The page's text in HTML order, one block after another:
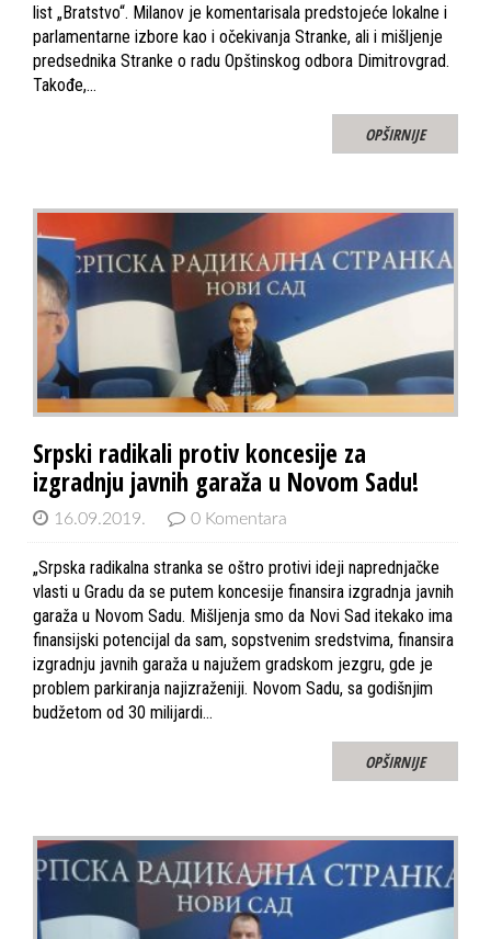
list „Bratstvo“. Milanov je komentarisala predstojeće lokalne i
parlamentarne izbore kao i očekivanja Stranke, ali i mišljenje
predsednika Stranke o radu Opštinskog odbora Dimitrovgrad.
Takođe,…
OPŠIRNIJE
Srpski radikali protiv koncesije za
izgradnju javnih garaža u Novom Sadu!
16.09.2019. 0 Komentara
„Srpska radikalna stranka se oštro protivi ideji naprednjačke
vlasti u Gradu da se putem koncesije finansira izgradnja javnih
garaža u Novom Sadu. Mišljenja smo da Novi Sad itekako ima
finansijski potencijal da sam, sopstvenim sredstvima, finansira
izgradnju javnih garaža u najužem gradskom jezgru, gde je
problem parkiranja najizraženiji. Novom Sadu, sa godišnjim
budžetom od 30 milijardi…
OPŠIRNIJE